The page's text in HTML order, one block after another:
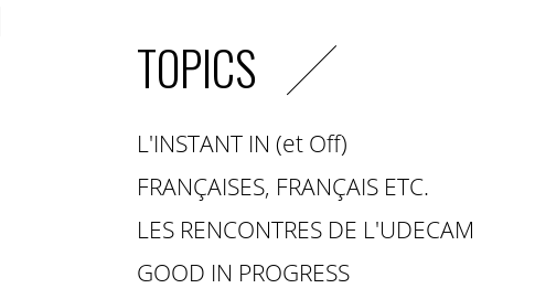
TOPICS
L'INSTANT IN (et Off)
FRANÇAISES, FRANÇAIS ETC.
LES RENCONTRES DE L'UDECAM
GOOD IN PROGRESS